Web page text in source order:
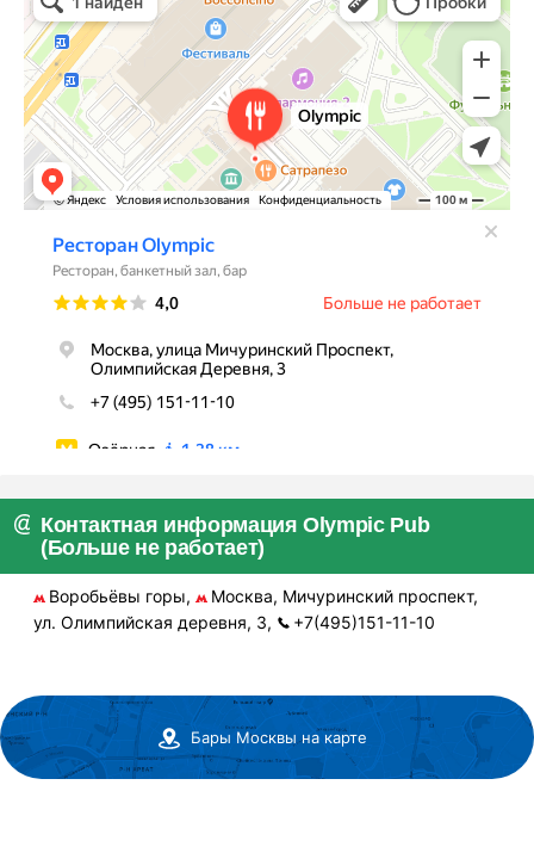
Контактная информация Olympic Pub
(Больше не работает)
Воробьёвы горы,
Москва, Мичуринский проспект,
ул. Олимпийская деревня, 3,
+7(495)151-11-10
Бары Москвы на карте